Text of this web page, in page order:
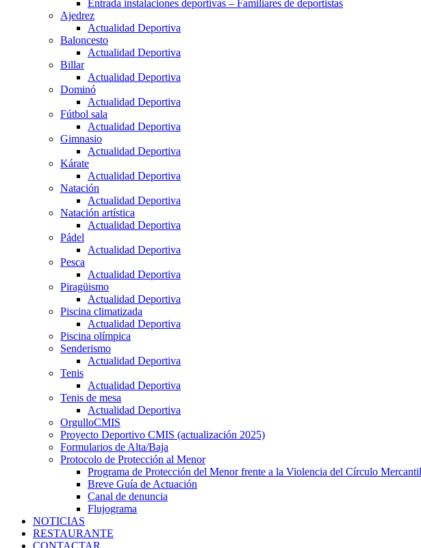
Entrada instalaciones deportivas – Familiares de deportistas
Ajedrez
Actualidad Deportiva
Baloncesto
Actualidad Deportiva
Billar
Actualidad Deportiva
Dominó
Actualidad Deportiva
Fútbol sala
Actualidad Deportiva
Gimnasio
Actualidad Deportiva
Kárate
Actualidad Deportiva
Natación
Actualidad Deportiva
Natación artística
Actualidad Deportiva
Pádel
Actualidad Deportiva
Pesca
Actualidad Deportiva
Piragüismo
Actualidad Deportiva
Piscina climatizada
Actualidad Deportiva
Piscina olímpica
Senderismo
Actualidad Deportiva
Tenis
Actualidad Deportiva
Tenis de mesa
Actualidad Deportiva
OrgulloCMIS
Proyecto Deportivo CMIS (actualización 2025)
Formularios de Alta/Baja
Protocolo de Protección al Menor
Programa de Protección del Menor frente a la Violencia del Círculo
Breve Guía de Actuación
Canal de denuncia
Flujograma
NOTICIAS
RESTAURANTE
CONTACTAR